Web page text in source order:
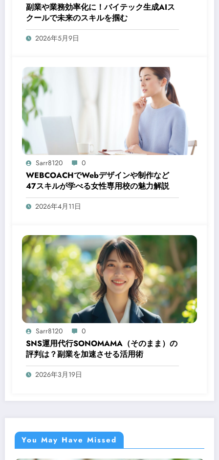
副業や業務効率化に！バイテック生成AIス
クールで未来のスキルを掴む
2026年5月9日
Sarr8120 0
WEBCOACHでWebデザインや制作など
47スキルが学べる女性専用校の魅力解説
2026年4月11日
Sarr8120 0
SNS運用代行SONOMAMA（そのまま）の
評判は？副業を加速させる活用術
2026年3月19日
You May Have Missed